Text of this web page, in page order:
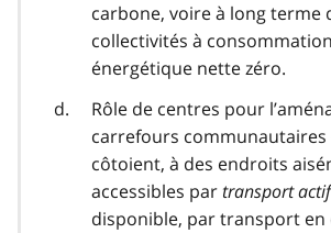
carbone, voire à long terme
collectivités à consommation
énergétique nette zéro.
Rôle de centres pour
carrefours communautaires
côtoient, à des endroits
accessibles partransport actif
disponible, par transport en